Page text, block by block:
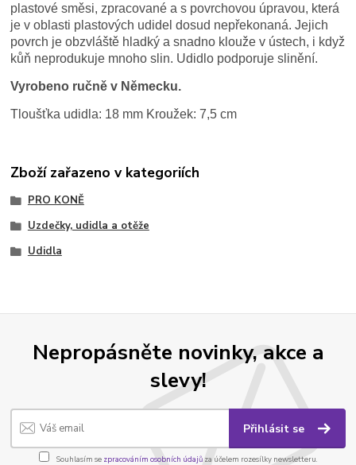
plastové směsi, zpracované a s povrchovou úpravou, která
je v oblasti plastových udidel dosud nepřekonaná. Jejich
povrch je obzvláště hladký a snadno klouže v ústech, i když
kůň neprodukuje mnoho slin. Udidlo podporuje slinění.
Vyrobeno ručně v Německu.
Tloušťka udidla: 18 mm Kroužek: 7,5 cm
Zboží zařazeno v kategoriích
PRO KONĚ
Uzdečky, udidla a otěže
Udidla
Nepropásněte novinky, akce a
slevy!
Přihlásit se
Souhlasím se zpracováním osobních údajůza účelem rozesílky newsletteru.